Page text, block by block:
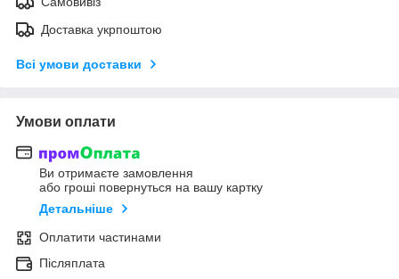
Доставка укрпоштою
Всі умови доставки
Умови оплати
Ви отримаєте замовлення
або гроші повернуться на вашу картку
Детальніше
Оплатити частинами
Післяплата